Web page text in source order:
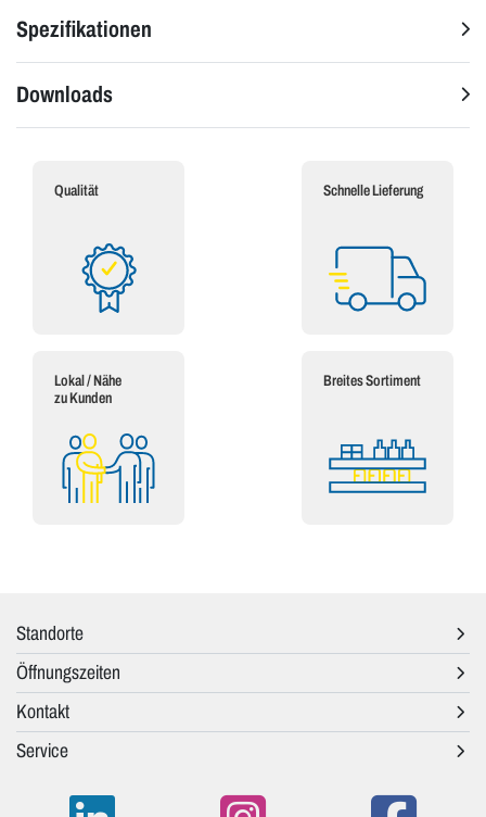
Spezifikationen
Downloads
Qualität Schnelle Lieferung
Lokal / Nähe
zu Kunden
Breites Sortiment
Standorte
Öffnungszeiten
Kontakt
Service